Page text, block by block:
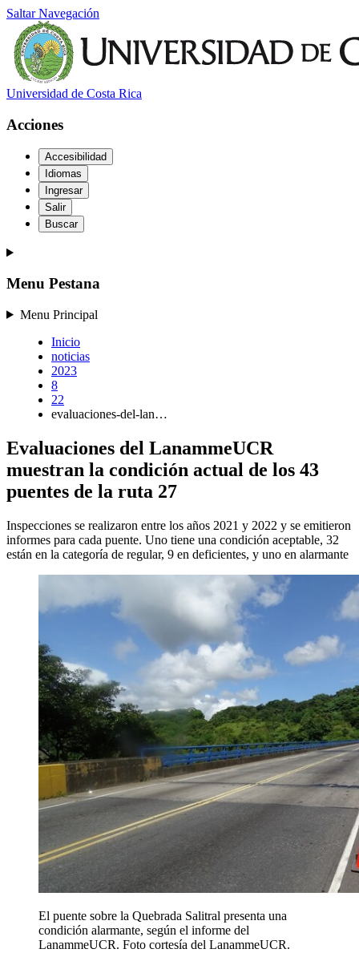
Saltar Navegación
Universidad de Costa Rica
Acciones
Accesibilidad
Idiomas
Ingresar
Salir
Buscar
Menu Pestana
Menu Principal
Inicio
noticias
2023
8
22
evaluaciones-del-lan…
Evaluaciones del LanammeUCR
muestran la condición actual de los 43
puentes de la ruta 27
Inspecciones se realizaron entre los años 2021 y 2022 y se emitieron
informes para cada puente. Uno tiene una condición aceptable, 32
están en la categoría de regular, 9 en deficientes, y uno en alarmante
El puente sobre la Quebrada Salitral presenta una
condición alarmante, según el informe del
LanammeUCR. Foto cortesía del LanammeUCR.